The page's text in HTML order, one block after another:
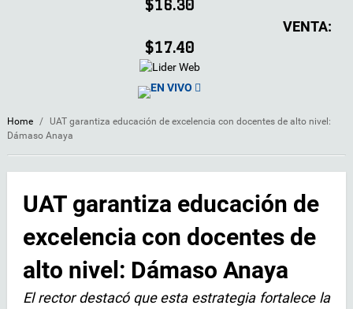
$16.30
VENTA:
$17.40
EN VIVO
Home /
UAT garantiza educación de excelencia con docentes de alto nivel:
Dámaso Anaya
UAT garantiza educación de
excelencia con docentes de
alto nivel: Dámaso Anaya
El rector destacó que esta estrategia fortalece la